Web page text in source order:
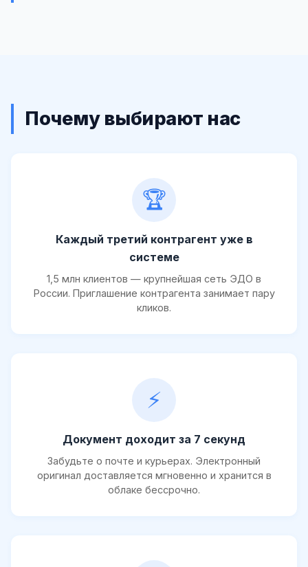
Почему выбирают нас
🏆
Каждый третий контрагент уже в
системе
1,5 млн клиентов — крупнейшая сеть ЭДО в
России. Приглашение контрагента занимает пару
кликов.
⚡
Документ доходит за 7 секунд
Забудьте о почте и курьерах. Электронный
оригинал доставляется мгновенно и хранится в
облаке бессрочно.